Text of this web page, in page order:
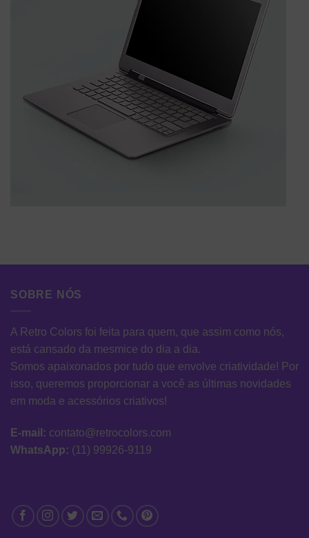
SOBRE NÓS
A Retro Colors foi feita para quem, que assim como nós,
está cansado da mesmice do dia a dia.
Somos apaixonados por tudo que envolve criatividade! Por
isso, queremos proporcionar a você as últimas novidades
em moda e acessórios criativos!
E-mail: contato@retrocolors.com
WhatsApp: (11) 99926-9119